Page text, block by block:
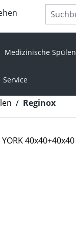
springen
Medizinische Spülen
Service
/ Reginox